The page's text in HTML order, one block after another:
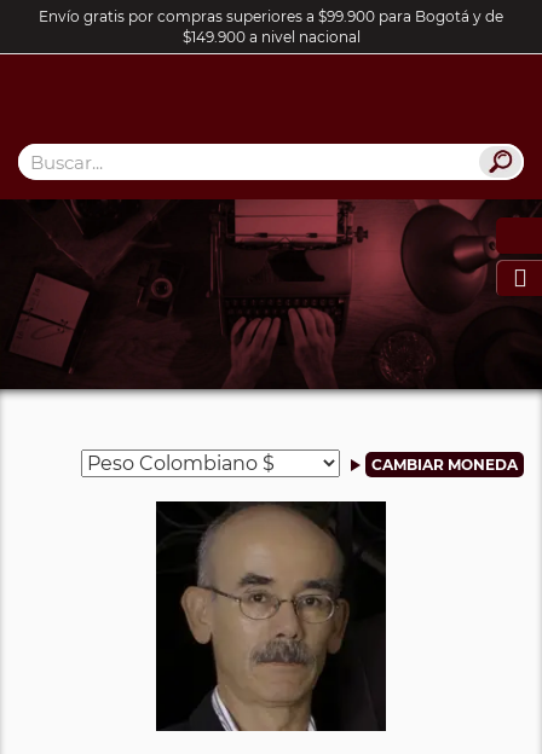
Envío gratis por compras superiores a $99.900 para Bogotá y de
$149.900 a nivel nacional
